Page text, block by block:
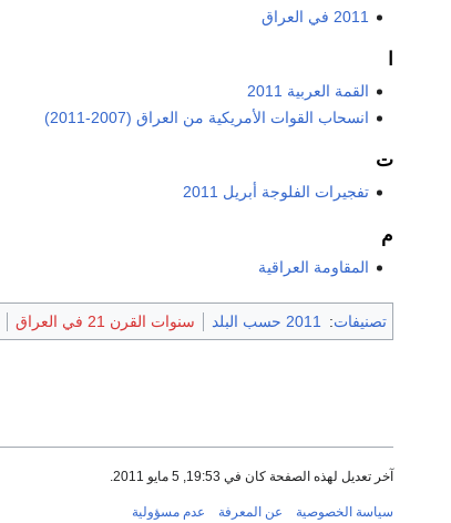
2011 في العراق
القمة العربية 2011
انسحاب القوات الأمريكية من العراق (2007-2011)
ت
تفجيرات الفلوجة أبريل 2011
م
المقاومة العراقية
تصنيفات: 2011 حسب البلد سنوات القرن 21 في العراق
آخر تعديل لهذه الصفحة كان في 19:53, 5 مايو 2011.
سياسة الخصوصية عن المعرفة عدم مسؤولية